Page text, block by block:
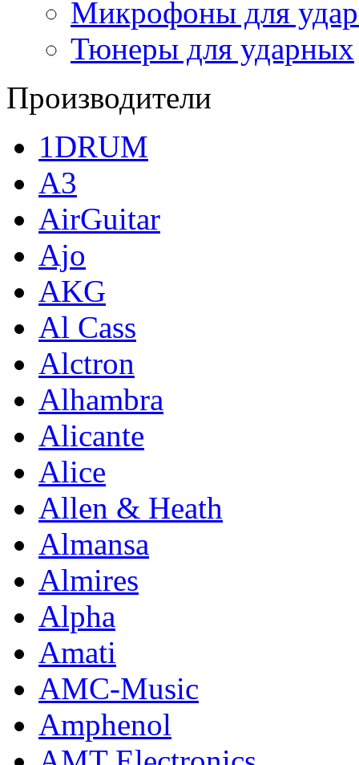
Микрофоны для
Тюнеры для ударных
Производители
1DRUM
A3
AirGuitar
Ajo
AKG
Al Cass
Alctron
Alhambra
Alicante
Alice
Allen & Heath
Almansa
Almires
Alpha
Amati
AMC-Music
Amphenol